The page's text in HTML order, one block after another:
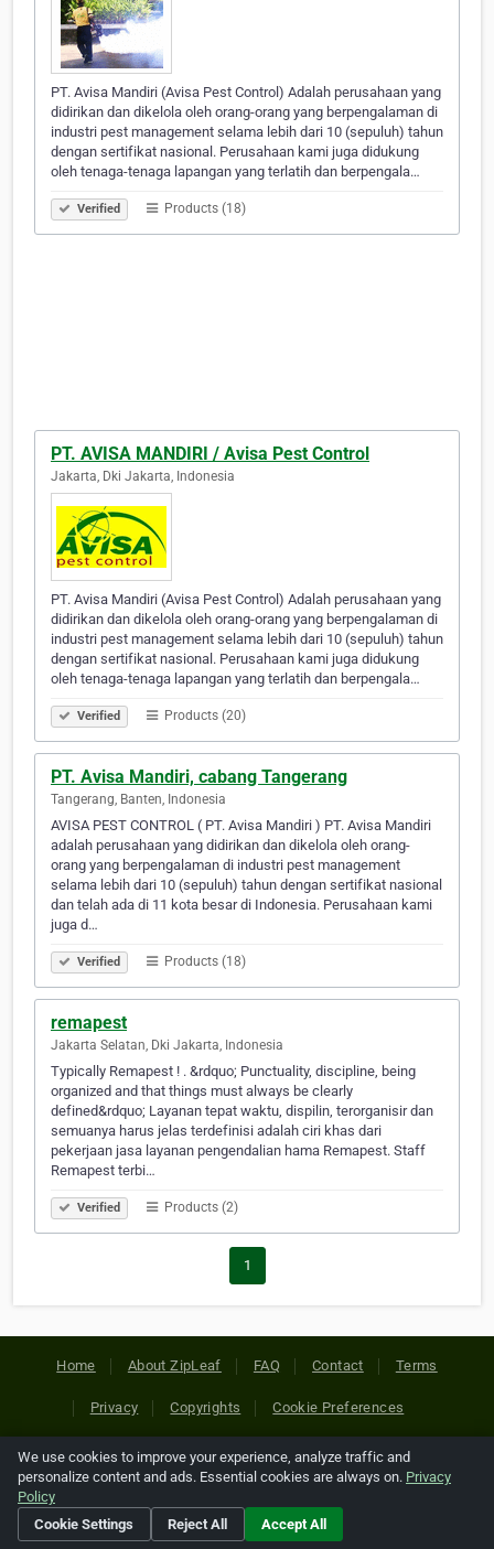
PT. Avisa Mandiri (Avisa Pest Control) Adalah perusahaan yang
didirikan dan dikelola oleh orang-orang yang berpengalaman di
industri pest management selama lebih dari 10 (sepuluh) tahun
dengan sertifikat nasional. Perusahaan kami juga didukung
oleh tenaga-tenaga lapangan yang terlatih dan berpengala…
Verified Products (18)
PT. AVISA MANDIRI / Avisa Pest Control
Jakarta, Dki Jakarta, Indonesia
PT. Avisa Mandiri (Avisa Pest Control) Adalah perusahaan yang
didirikan dan dikelola oleh orang-orang yang berpengalaman di
industri pest management selama lebih dari 10 (sepuluh) tahun
dengan sertifikat nasional. Perusahaan kami juga didukung
oleh tenaga-tenaga lapangan yang terlatih dan berpengala…
Verified Products (20)
PT. Avisa Mandiri, cabang Tangerang
Tangerang, Banten, Indonesia
AVISA PEST CONTROL ( PT. Avisa Mandiri ) PT. Avisa Mandiri
adalah perusahaan yang didirikan dan dikelola oleh orang-
orang yang berpengalaman di industri pest management
selama lebih dari 10 (sepuluh) tahun dengan sertifikat nasional
dan telah ada di 11 kota besar di Indonesia. Perusahaan kami
juga d…
Verified Products (18)
remapest
Jakarta Selatan, Dki Jakarta, Indonesia
Typically Remapest ! . &rdquo; Punctuality, discipline, being
organized and that things must always be clearly
defined&rdquo; Layanan tepat waktu, dispilin, terorganisir dan
semuanya harus jelas terdefinisi adalah ciri khas dari
pekerjaan jasa layanan pengendalian hama Remapest. Staff
Remapest terbi…
Verified Products (2)
1
Home About ZipLeaf FAQ Contact Terms
Privacy Copyrights Cookie Preferences
Copyright © 2026 Netcode, Inc. All Rights Reserved. All
references relating to third-party companies are copyright of
their respective holders.
We use cookies to improve your experience, analyze traffic and
personalize content and ads. Essential cookies are always on. Privacy
Policy
Cookie Settings
Reject All Accept All